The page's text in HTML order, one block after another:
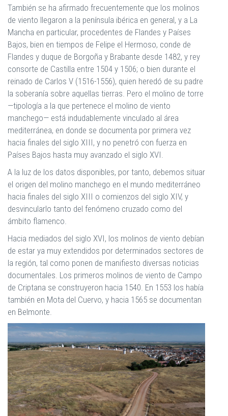
También se ha afirmado frecuentemente que los molinos
de viento llegaron a la península ibérica en general, y a La
Mancha en particular, procedentes de Flandes y Países
Bajos, bien en tiempos de Felipe el Hermoso, conde de
Flandes y duque de Borgoña y Brabante desde 1482, y rey
consorte de Castilla entre 1504 y 1506; o bien durante el
reinado de Carlos V (1516-1556), quien heredó de su padre
la soberanía sobre aquellas tierras. Pero el molino de torre
—tipología a la que pertenece el molino de viento
manchego— está indudablemente vinculado al área
mediterránea, en donde se documenta por primera vez
hacia finales del siglo XIII, y no penetró con fuerza en
Países Bajos hasta muy avanzado el siglo XVI.
A la luz de los datos disponibles, por tanto, debemos situar
el origen del molino manchego en el mundo mediterráneo
hacia finales del siglo XIII o comienzos del siglo XIV, y
desvincularlo tanto del fenómeno cruzado como del
ámbito flamenco.
Hacia mediados del siglo XVI, los molinos de viento debían
de estar ya muy extendidos por determinados sectores de
la región, tal como ponen de manifiesto diversas noticias
documentales. Los primeros molinos de viento de Campo
de Criptana se construyeron hacia 1540. En 1553 los había
también en Mota del Cuervo, y hacia 1565 se documentan
en Belmonte.